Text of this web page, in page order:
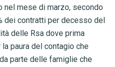
nel mese di marzo, secondo
dei contratti per decesso del
delle Rsa dove prima
paura del contagio che
parte delle famiglie che